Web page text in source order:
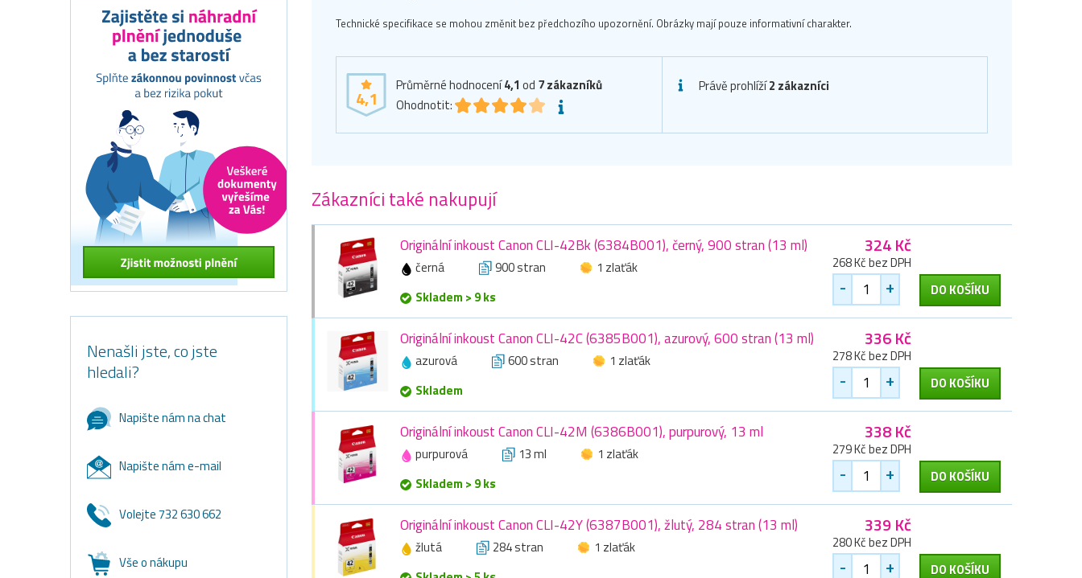
Nenašli jste, co jste
hledali?
Napište nám na chat
Napište nám e-mail
Volejte 732 630 662
Vše o nákupu
Technické specifikace se mohou změnit bez předchozího upozornění. Obrázky mají pouze informativní charakter.
4,1
Průměrné hodnocení4,1 od 7zákazníků
Ohodnotit:
Právě prohlíží2 zákazníci
Zákazníci také nakupují
Originální inkoust Canon CLI-42Bk (6384B001), černý, 900 stran (13 ml)
černá 900 stran
1 zlaťák
Skladem > 9 ks
324 Kč
268 Kč bez DPH
- + DO KOŠÍKU
Originální inkoust Canon CLI-42C (6385B001), azurový, 600 stran (13 ml)
azurová 600 stran
1 zlaťák
Skladem
336 Kč
278 Kč bez DPH
- + DO KOŠÍKU
Originální inkoust Canon CLI-42M (6386B001), purpurový, 13 ml
purpurová 13 ml
1 zlaťák
Skladem > 9 ks
338 Kč
279 Kč bez DPH
- + DO KOŠÍKU
Originální inkoust Canon CLI-42Y (6387B001), žlutý, 284 stran (13 ml)
žlutá 284 stran
1 zlaťák
339 Kč
280 Kč bez DPH
- + DO KOŠÍKU